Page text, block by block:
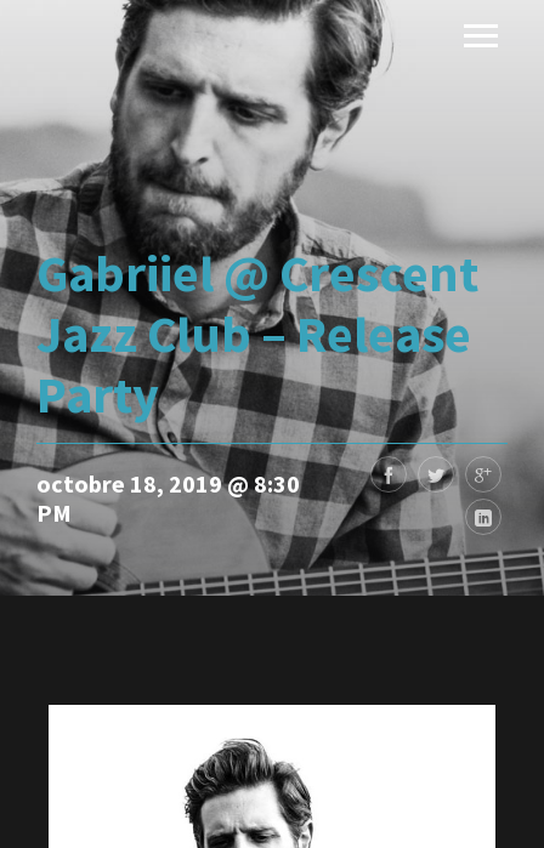
Gabriiel @ Crescent
Jazz Club – Release
Party
octobre 18, 2019 @ 8:30
PM